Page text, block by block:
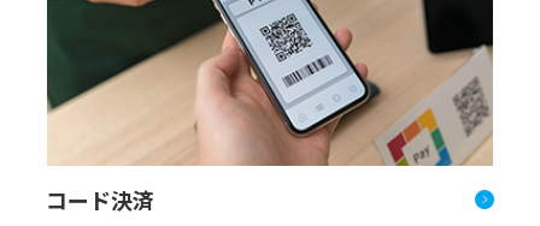
コード決済